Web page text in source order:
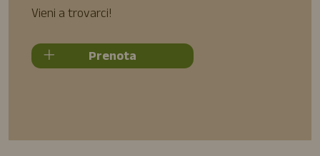
Vieni a trovarci!
Prenota